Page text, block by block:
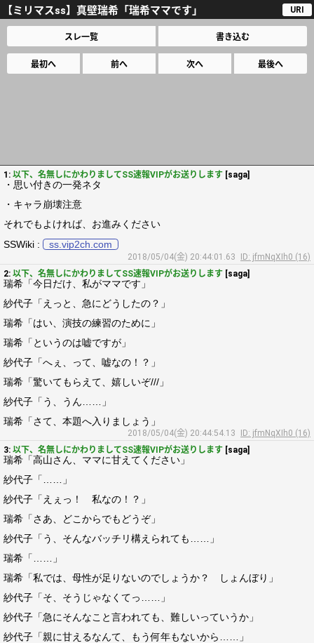
【ミリマスss】真壁瑞希「瑞希ママです」 URI
スレ一覧 書き込む
最初へ 前へ 次へ 最後へ
1: 以下、名無しにかわりましてSS速報VIPがお送りします [saga]
・思い付きの一発ネタ
・キャラ崩壊注意
それでもよければ、お進みください
SSWiki :
ss.vip2ch.com
2018/05/04(金) 20:44:01.63
ID: jfmNqXIh0 (16)
2: 以下、名無しにかわりましてSS速報VIPがお送りします [saga]
瑞希「今日だけ、私がママです」
紗代子「えっと、急にどうしたの？」
瑞希「はい、演技の練習のために」
瑞希「というのは嘘ですが」
紗代子「へぇ、って、嘘なの！？」
瑞希「驚いてもらえて、嬉しいぞ///」
紗代子「う、うん……」
瑞希「さて、本題へ入りましょう」
2018/05/04(金) 20:44:54.13
ID: jfmNqXIh0 (16)
3: 以下、名無しにかわりましてSS速報VIPがお送りします [saga]
瑞希「高山さん、ママに甘えてください」
紗代子「……」
紗代子「えぇっ！ 私なの！？」
瑞希「さあ、どこからでもどうぞ」
紗代子「う、そんなバッチリ構えられても……」
瑞希「……」
瑞希「私では、母性が足りないのでしょうか？ しょんぼり」
紗代子「そ、そうじゃなくてっ……」
紗代子「急にそんなこと言われても、難しいっていうか」
紗代子「親に甘えるなんて、もう何年もないから……」